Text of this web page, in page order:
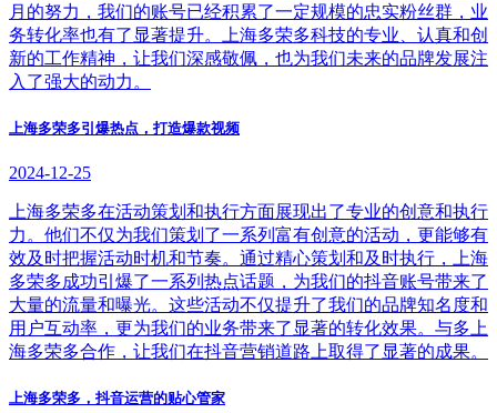
月的努力，我们的账号已经积累了一定规模的忠实粉丝群，业
务转化率也有了显著提升。上海多荣多科技的专业、认真和创
新的工作精神，让我们深感敬佩，也为我们未来的品牌发展注
入了强大的动力。
上海多荣多引爆热点，打造爆款视频
2024-12-25
上海多荣多在活动策划和执行方面展现出了专业的创意和执行
力。他们不仅为我们策划了一系列富有创意的活动，更能够有
效及时把握活动时机和节奏。通过精心策划和及时执行，上海
多荣多成功引爆了一系列热点话题，为我们的抖音账号带来了
大量的流量和曝光。这些活动不仅提升了我们的品牌知名度和
用户互动率，更为我们的业务带来了显著的转化效果。与多上
海多荣多合作，让我们在抖音营销道路上取得了显著的成果。
上海多荣多，抖音运营的贴心管家